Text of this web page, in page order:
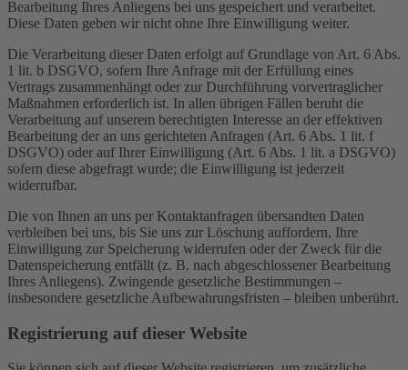
Bearbeitung Ihres Anliegens bei uns gespeichert und verarbeitet.
Diese Daten geben wir nicht ohne Ihre Einwilligung weiter.
Die Verarbeitung dieser Daten erfolgt auf Grundlage von Art. 6 Abs.
1 lit. b DSGVO, sofern Ihre Anfrage mit der Erfüllung eines
Vertrags zusammenhängt oder zur Durchführung vorvertraglicher
Maßnahmen erforderlich ist. In allen übrigen Fällen beruht die
Verarbeitung auf unserem berechtigten Interesse an der effektiven
Bearbeitung der an uns gerichteten Anfragen (Art. 6 Abs. 1 lit. f
DSGVO) oder auf Ihrer Einwilligung (Art. 6 Abs. 1 lit. a DSGVO)
sofern diese abgefragt wurde; die Einwilligung ist jederzeit
widerrufbar.
Die von Ihnen an uns per Kontaktanfragen übersandten Daten
verbleiben bei uns, bis Sie uns zur Löschung auffordern, Ihre
Einwilligung zur Speicherung widerrufen oder der Zweck für die
Datenspeicherung entfällt (z. B. nach abgeschlossener Bearbeitung
Ihres Anliegens). Zwingende gesetzliche Bestimmungen –
insbesondere gesetzliche Aufbewahrungsfristen – bleiben unberührt.
Registrierung auf dieser Website